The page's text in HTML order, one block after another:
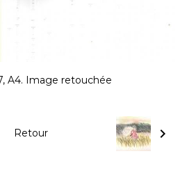
A4. Image retouchée
Retour